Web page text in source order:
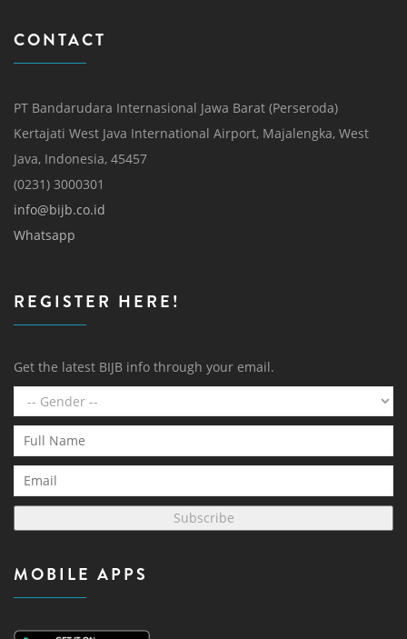
CONTACT
PT Bandarudara Internasional Jawa Barat (Perseroda)
Kertajati West Java International Airport, Majalengka, West
Java, Indonesia, 45457
(0231) 3000301
info@bijb.co.id
Whatsapp
REGISTER HERE!
Get the latest BIJB info through your email.
Subscribe
MOBILE APPS